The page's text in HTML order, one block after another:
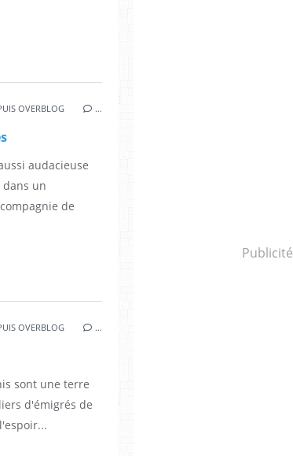
OVERBLOG …
audacieuse
dans un
de
JUDD,RAY LIOTTA
OVERBLOG …
sont une terre
d'émigrés de
Publicité